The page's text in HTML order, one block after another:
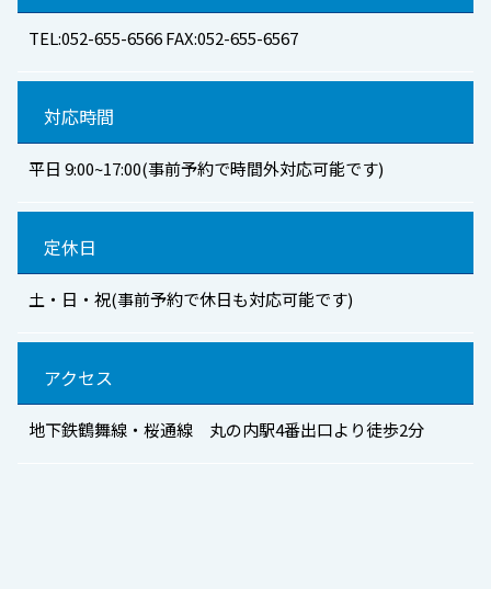
TEL:052-655-6566 FAX:052-655-6567
対応時間
平日 9:00~17:00(事前予約で時間外対応可能です)
定休日
土・日・祝(事前予約で休日も対応可能です)
アクセス
地下鉄鶴舞線・桜通線 丸の内駅4番出口より徒歩2分